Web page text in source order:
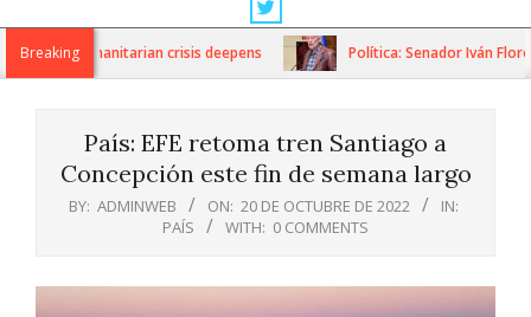
Navigation
MenuBreaking
as humanitarian crisis deepens Política: Senador Iván Flores
País: EFE retoma tren Santiago a
Concepción este fin de semana largo
BY: ADMINWEB ON: 20 DE OCTUBRE DE 2022
IN:
PAÍS
WITH: 0 COMMENTS